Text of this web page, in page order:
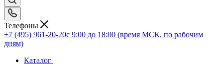
Телефоны
+7 (495) 961-20-20с 9:00 до 18:00 (время МСК, по рабочим
дням)
Каталог